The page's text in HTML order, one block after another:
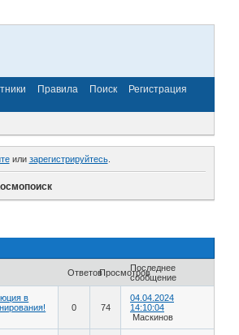
Правила Поиск
Регистрация
или зарегистрируйтесь.
ОтветовПросмотровПоследнее
сообщение
в
0 74
04.04.2024
14:10:04
Маскинов